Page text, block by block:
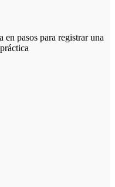
pasos para registrar una